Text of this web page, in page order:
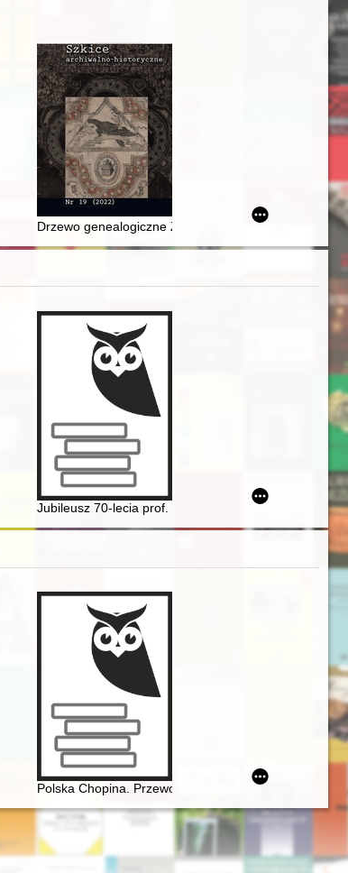
Jęzorze szkolnego (katholischen Schulsozietät) w
Drzewo genealogiczne Zygfryda II von Promnitza
(1940–1942)
Jubileusz 70-lecia prof. dr. hab. Grzegorza Janusza :
w edytorstwie muzycznym XIX i XX wieku
karykaturach Józefa Szymona Kurowskiego ze zbiorów
Poeta fortepianu
Polska Chopina. Przewodnik po miejscach